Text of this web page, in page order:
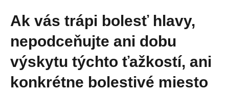
Ak vás trápi bolesť hlavy,
nepodceňujte ani dobu
výskytu týchto ťažkostí, ani
konkrétne bolestivé miesto